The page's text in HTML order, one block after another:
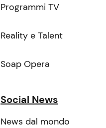
Programmi TV
Reality e Talent
Soap Opera
Social News
News dal mondo